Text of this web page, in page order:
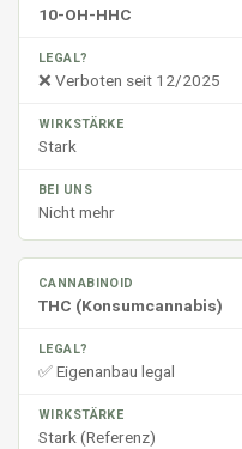
10-OH-HHC
❌ Verboten seit 12/2025
Stark
Nicht mehr
THC (Konsumcannabis)
✅ Eigenanbau legal
Stark (Referenz)